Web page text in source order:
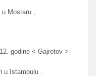
Mostaru ,
godine < Gajretov >
Istambulu .